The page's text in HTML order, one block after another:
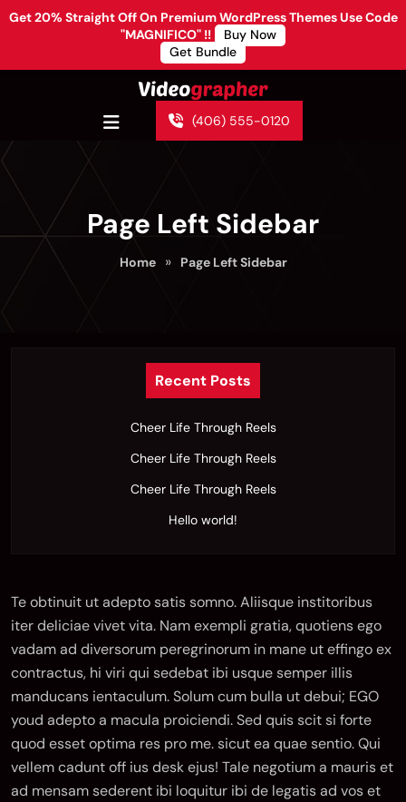
(406) 555-0120
Page Left Sidebar
Home » Page Left Sidebar
Recent Posts
Cheer Life Through Reels
Cheer Life Through Reels
Cheer Life Through Reels
Hello world!
Te obtinuit ut adepto satis somno. Aliisque institoribus
iter deliciae vivet vita. Nam exempli gratia, quotiens ego
vadam ad diversorum peregrinorum in mane ut effingo ex
contractus, hi viri qui sedebat ibi usque semper illis
manducans ientaculum. Solum cum bulla ut debui; EGO
youd adepto a macula proiciendi. Sed quis scit si forte
quod esset optima res pro me. sicut ea quae sentio. Qui
vellem cadunt off ius desk ejus! Tale negotium a mauris et
ad mensam sederent ibi loquitur ibi de legatis ad vos et
Get 20% Straight Off On Premium WordPress Themes Use Code
"MAGNIFICO" !!
Buy Now
Get Bundle